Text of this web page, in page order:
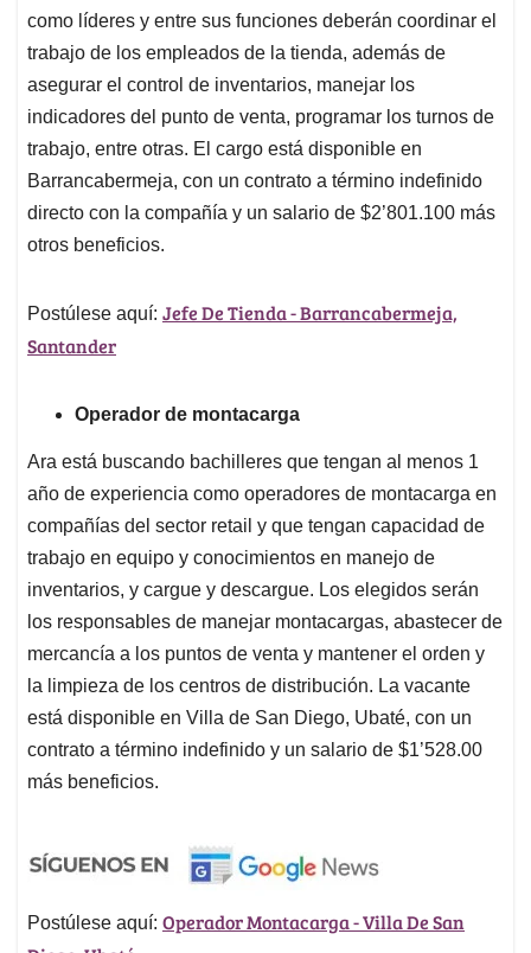
como líderes y entre sus funciones deberán coordinar el
trabajo de los empleados de la tienda, además de
asegurar el control de inventarios, manejar los
indicadores del punto de venta, programar los turnos de
trabajo, entre otras. El cargo está disponible en
Barrancabermeja, con un contrato a término indefinido
directo con la compañía y un salario de $2’801.100 más
otros beneficios.
Postúlese aquí: Jefe De Tienda - Barrancabermeja,
Santander
Operador de montacarga
Ara está buscando bachilleres que tengan al menos 1
año de experiencia como operadores de montacarga en
compañías del sector retail y que tengan capacidad de
trabajo en equipo y conocimientos en manejo de
inventarios, y cargue y descargue. Los elegidos serán
los responsables de manejar montacargas, abastecer de
mercancía a los puntos de venta y mantener el orden y
la limpieza de los centros de distribución. La vacante
está disponible en Villa de San Diego, Ubaté, con un
contrato a término indefinido y un salario de $1’528.00
más beneficios.
Postúlese aquí: Operador Montacarga - Villa De San